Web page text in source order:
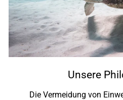
Unsere
Die Vermeidung von